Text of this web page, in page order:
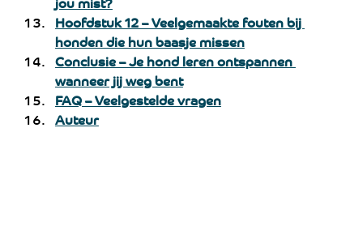
Hoofdstuk 12 – Veelgemaakte fouten bij
honden die hun baasje missen
Conclusie – Je hond leren ontspannen
wanneer jij weg bent
FAQ – Veelgestelde vragen
Auteur